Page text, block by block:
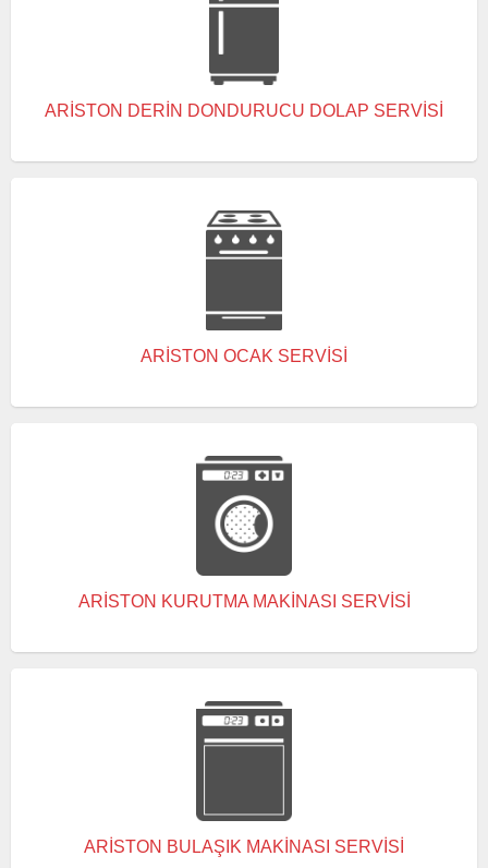
ARISTON DERIN DONDURUCU DOLAP SERVISI
ARISTON OCAK SERVISI
ARISTON KURUTMA MAKINASI SERVISI
ARISTON BULAŞIK MAKINASI SERVISI